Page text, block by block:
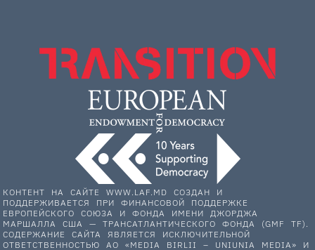
КОНТЕНТ НА САЙТЕ WWW.LAF.MD СОЗДАН И
ПОДДЕРЖИВАЕТСЯ ПРИ ФИНАНСОВОЙ ПОДДЕРЖКЕ
ЕВРОПЕЙСКОГО СОЮЗА И ФОНДА ИМЕНИ ДЖОРДЖА
МАРШАЛЛА США — ТРАНСАТЛАНТИЧЕСКОГО ФОНДА (GMF TF).
СОДЕРЖАНИЕ САЙТА ЯВЛЯЕТСЯ ИСКЛЮЧИТЕЛЬНОЙ
ОТВЕТСТВЕННОСТЬЮ АО «MEDIA BIRLII – UNIUNIA MEDIA» И